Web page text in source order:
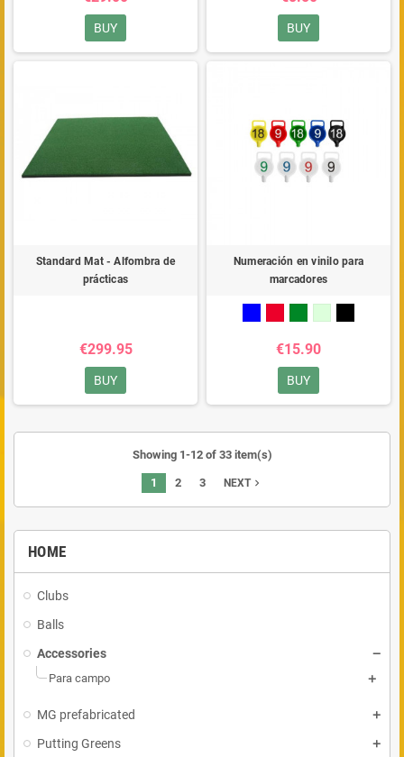
HOME
Clubs
Balls
Accessories
Para campo
MG prefabricated
Putting Greens
BUY BUY
Standard Mat - Alfombra de
prácticas
€299.95
BUY
Numeración en vinilo para
marcadores
€15.90
BUY
Showing 1-12 of 33 item(s)
1 2 3 NEXTnavigate_next